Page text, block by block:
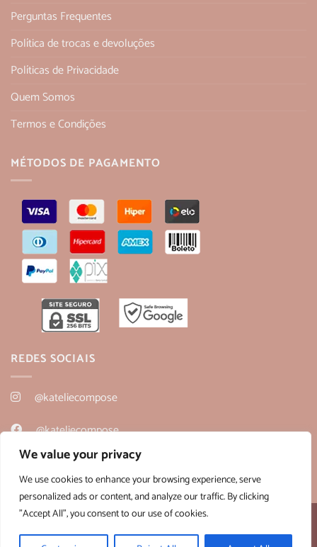
We value your privacy
We use cookies to enhance your browsing experience, serve
personalized ads or content, and analyze our traffic. By clicking
"Accept All", you consent to our use of cookies.
Perguntas Frequentes
Política de trocas e devoluções
Políticas de Privacidade
Quem Somos
Termos e Condições
MÉTODOS DE PAGAMENTO
REDES SOCIAIS
@kateliecompose
@kateliecompose
@kateliecompose